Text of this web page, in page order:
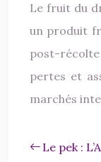
Le fruit du
un produit
post-
pertes et
marchés
Le pek :